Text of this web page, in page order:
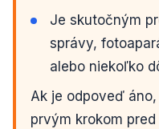
Je skutočným
správy,
alebo niekoľko
Ak je odpoveď
prvým krokom